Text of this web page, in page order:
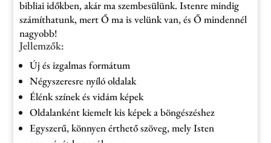
bibliai időkben, akár ma szembesülünk. Istenre mindig
számíthatunk, mert Ő ma is velünk van, és Ő mindennél
nagyobb!
Jellemzők:
Új és izgalmas formátum
Négyszeresre nyíló oldalak
Élénk színek és vidám képek
Oldalanként kiemelt kis képek a böngészéshez
Egyszerű, könnyen érthető szöveg, mely Isten